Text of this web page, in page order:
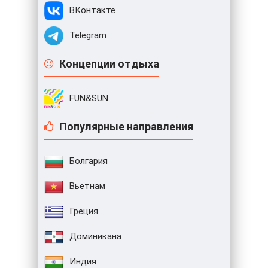
ВКонтакте
Telegram
Концепции отдыха
FUN&SUN
Популярные направления
Болгария
Вьетнам
Греция
Доминикана
Индия